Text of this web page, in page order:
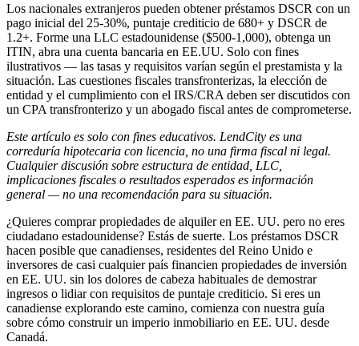
Los nacionales extranjeros pueden obtener préstamos DSCR con un
pago inicial del 25-30%, puntaje crediticio de 680+ y DSCR de
1.2+. Forme una LLC estadounidense ($500-1,000), obtenga un
ITIN, abra una cuenta bancaria en EE.UU. Solo con fines
ilustrativos — las tasas y requisitos varían según el prestamista y la
situación. Las cuestiones fiscales transfronterizas, la elección de
entidad y el cumplimiento con el IRS/CRA deben ser discutidos con
un CPA transfronterizo y un abogado fiscal antes de comprometerse.
Este artículo es solo con fines educativos. LendCity es una
correduría hipotecaria con licencia, no una firma fiscal ni legal.
Cualquier discusión sobre estructura de entidad, LLC,
implicaciones fiscales o resultados esperados es información
general — no una recomendación para su situación.
¿Quieres comprar propiedades de alquiler en EE. UU. pero no eres
ciudadano estadounidense? Estás de suerte. Los préstamos DSCR
hacen posible que canadienses, residentes del Reino Unido e
inversores de casi cualquier país financien propiedades de inversión
en EE. UU. sin los dolores de cabeza habituales de demostrar
ingresos o lidiar con requisitos de puntaje crediticio. Si eres un
canadiense explorando este camino, comienza con nuestra guía
sobre cómo construir un imperio inmobiliario en EE. UU. desde
Canadá.